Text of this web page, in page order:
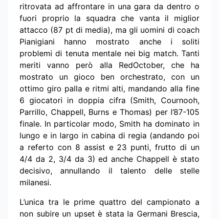
ritrovata ad affrontare in una gara da dentro o
fuori proprio la squadra che vanta il miglior
attacco (87 pt di media), ma gli uomini di coach
Pianigiani hanno mostrato anche i soliti
problemi di tenuta mentale nei big match. Tanti
meriti vanno però alla RedOctober, che ha
mostrato un gioco ben orchestrato, con un
ottimo giro palla e ritmi alti, mandando alla fine
6 giocatori in doppia cifra (Smith, Cournooh,
Parrillo, Chappell, Burns e Thomas) per l’87-105
finale. In particolar modo, Smith ha dominato in
lungo e in largo in cabina di regia (andando poi
a referto con 8 assist e 23 punti, frutto di un
4/4 da 2, 3/4 da 3) ed anche Chappell è stato
decisivo, annullando il talento delle stelle
milanesi.
L’unica tra le prime quattro del campionato a
non subire un upset è stata la Germani Brescia,